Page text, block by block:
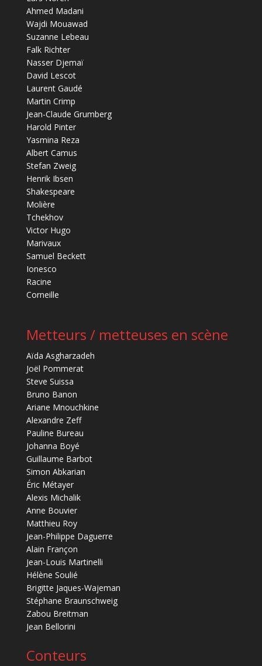
Ahmed Madani
Wajdi Mouawad
Suzanne Lebeau
Falk Richter
Nasser Djemaï
David Lescot
Laurent Gaudé
Martin Crimp
Jean-Claude Grumberg
Harold Pinter
Yasmina Reza
Albert Camus
Stefan Zweig
Henrik Ibsen
Shakespeare
Molière
Tchekhov
Victor Hugo
Marivaux
Samuel Beckett
Ionesco
Racine
Corneille
Metteurs / metteuses en scène
Aïda Asgharzadeh
Joël Pommerat
Steve Suissa
Bruno Banon
Ariane Mnouchkine
Alexandre Zeff
Pauline Bureau
Johanna Boyé
Guillaume Barbot
Simon Abkarian
Éric Métayer
Alexis Michalik
Anne Bouvier
Matthieu Roy
Jean-Philippe Daguerre
Alain Françon
Jean-Louis Martinelli
Hélène Soulié
Brigitte Jaques-Wajeman
Stéphane Braunschweig
Zabou Breitman
Jean Bellorini
Conteurs